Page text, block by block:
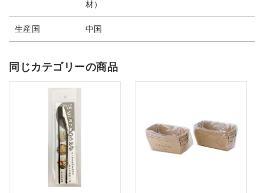
材）
生産国 中国
同じカテゴリーの商品